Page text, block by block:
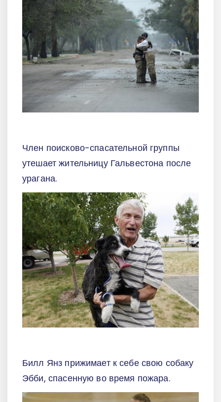
Член поисково-спасательной группы
утешает жительницу Гальвестона после
урагана.
Билл Янз прижимает к себе свою собаку
Эбби, спасенную во время пожара.